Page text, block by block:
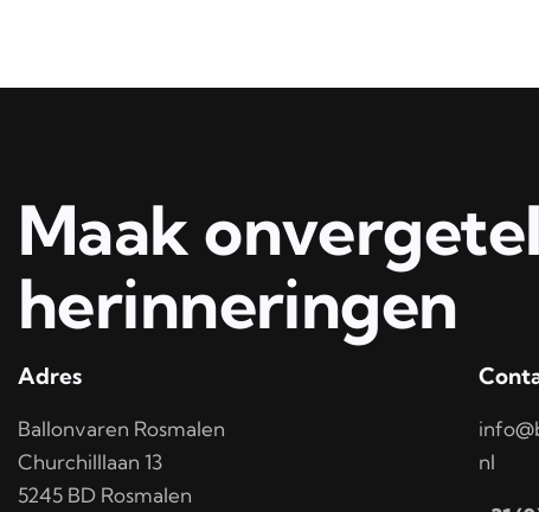
Maak
herinneringen
Adres
Ballonvaren Rosmalen
Churchilllaan 13
5245 BD Rosmalen
nl